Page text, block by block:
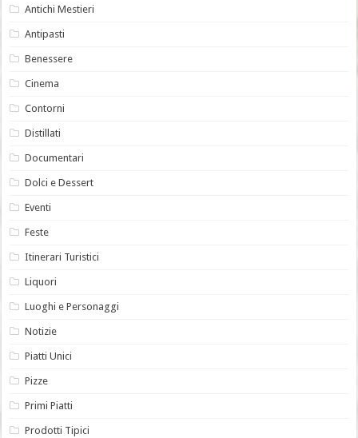
Antichi Mestieri
Antipasti
Benessere
Cinema
Contorni
Distillati
Documentari
Dolci e Dessert
Eventi
Feste
Itinerari Turistici
Liquori
Luoghi e Personaggi
Notizie
Piatti Unici
Pizze
Primi Piatti
Prodotti Tipici